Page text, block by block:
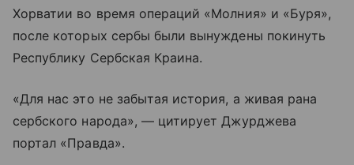
Хорватии во время операций «Молния» и «Буря»,
после которых сербы были вынуждены покинуть
Республику Сербская Краина.
«Для нас это не забытая история, а живая рана
сербского народа», — цитирует Джурджева
портал «Правда».